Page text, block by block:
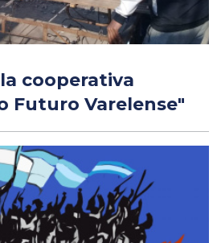
cooperativa
Futuro Varelense"